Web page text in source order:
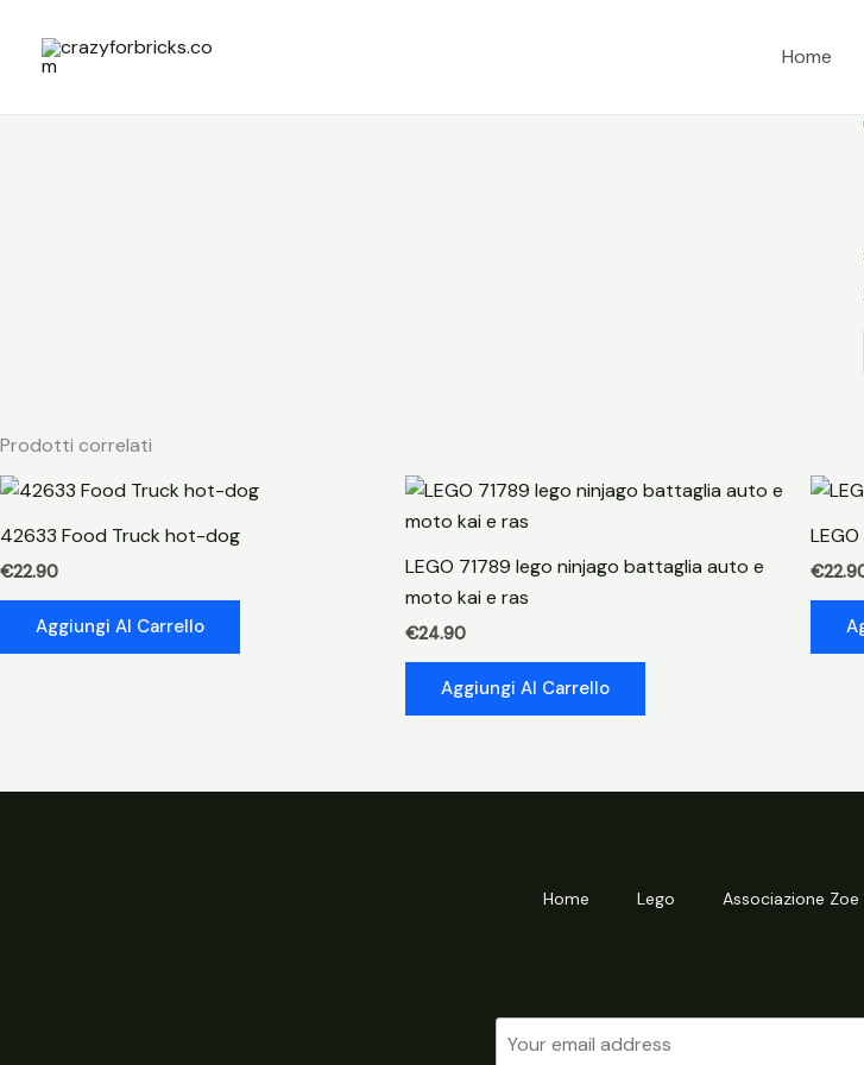
contenuto
Home
Prodotti correlati
42633 Food Truck hot-dog
€22.90
Aggiungi Al Carrello
LEGO 71789 lego ninjago battaglia auto e
moto kai e ras
€24.90
Aggiungi Al Carrello
€
Home Lego Associazione Zoe